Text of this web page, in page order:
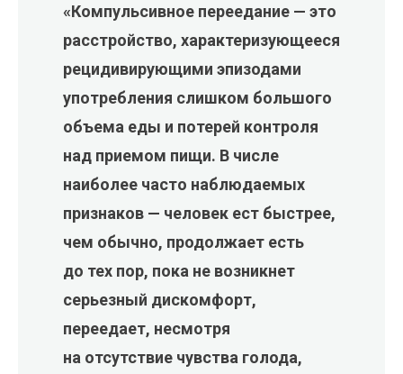
«Компульсивное переедание — это
расстройство, характеризующееся
рецидивирующими эпизодами
употребления слишком большого
объема еды и потерей контроля
над приемом пищи. В числе
наиболее часто наблюдаемых
признаков — человек ест быстрее,
чем обычно, продолжает есть
до тех пор, пока не возникнет
серьезный дискомфорт,
переедает, несмотря
на отсутствие чувства голода,